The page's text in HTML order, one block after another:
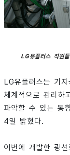
LG유플러스 직원
LG유플러스는 기
체계적으로 관리하
파악할 수 있는 통
4일 밝혔다.
이번에 개발한 광